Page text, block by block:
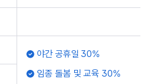
야간 공휴일 30%
임종 돌봄 및 교육 30%